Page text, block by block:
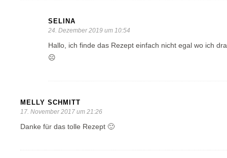
SELINA
24. Dezember 2019 um 10:54
Hallo, ich finde das Rezept einfach nicht egal wo ich
☹️
MELLY SCHMITT
17. November 2017 um 21:26
Danke für das tolle Rezept 🙂